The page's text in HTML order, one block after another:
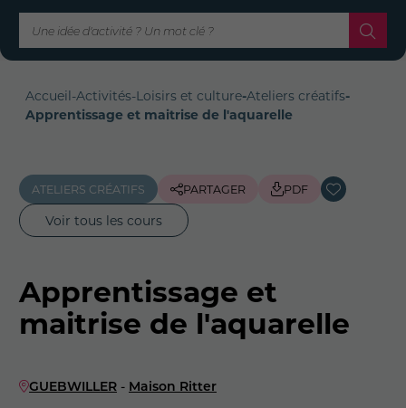
Accueil-Activités-Loisirs et culture-Ateliers créatifs-
Apprentissage et maitrise de l'aquarelle
ATELIERS CRÉATIFS PARTAGER PDF
Voir tous les cours
Apprentissage et
maitrise de l'aquarelle
GUEBWILLER - Maison Ritter